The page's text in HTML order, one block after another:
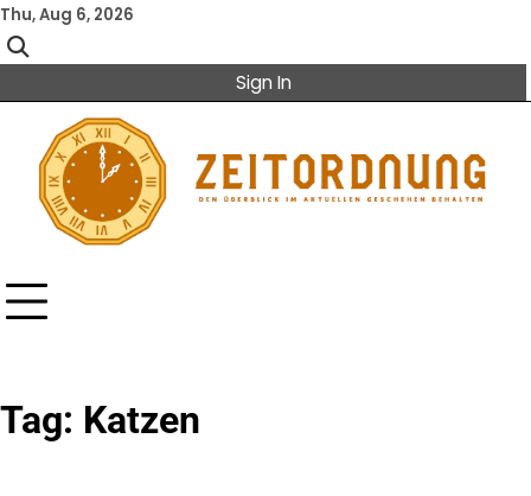
Skip
to
content
Thu, Aug 6, 2026
Sign In
Tag: Katzen